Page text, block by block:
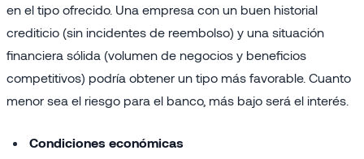
en el tipo ofrecido. Una empresa con un buen historial
crediticio (sin incidentes de reembolso) y una situación
financiera sólida (volumen de negocios y beneficios
competitivos) podría obtener un tipo más favorable. Cuanto
menor sea el riesgo para el banco, más bajo será el interés.
Condiciones económicas